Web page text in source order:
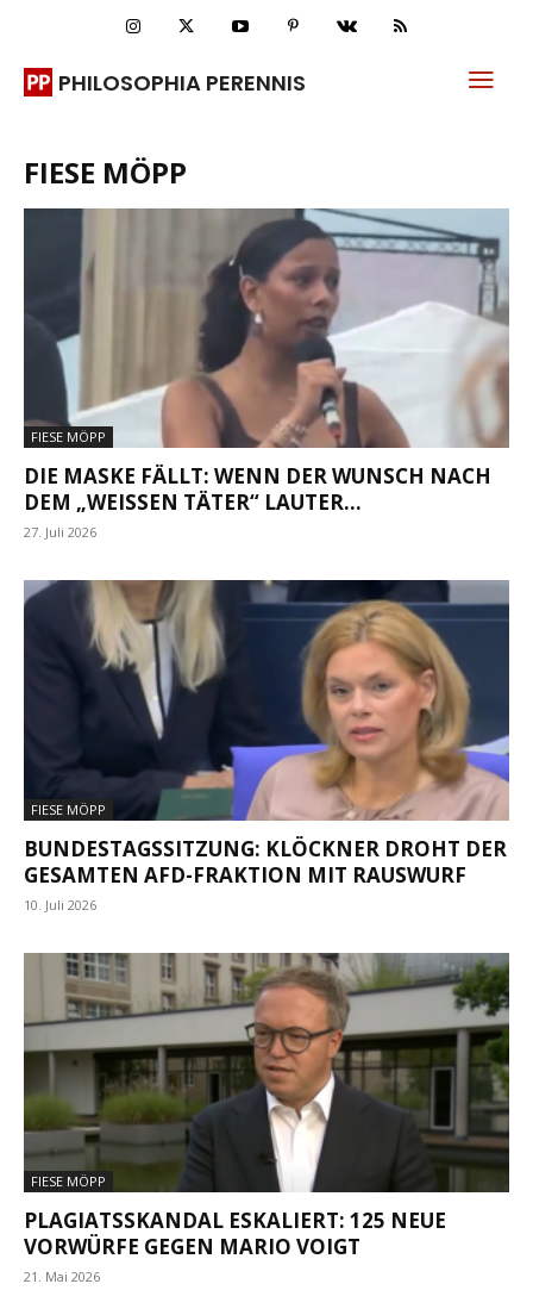
PHILOSOPHIA PERENNIS
FIESE MÖPP
FIESE MÖPP
DIE MASKE FÄLLT: WENN DER WUNSCH NACH
DEM „WEISSEN TÄTER“ LAUTER...
27. Juli 2026
FIESE MÖPP
BUNDESTAGSSITZUNG: KLÖCKNER DROHT DER
GESAMTEN AFD-FRAKTION MIT RAUSWURF
10. Juli 2026
FIESE MÖPP
PLAGIATSSKANDAL ESKALIERT: 125 NEUE
VORWÜRFE GEGEN MARIO VOIGT
21. Mai 2026